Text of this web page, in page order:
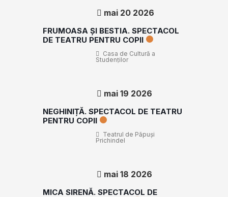
mai 20 2026
FRUMOASA ȘI BESTIA. SPECTACOL
DE TEATRU PENTRU COPII
Casa de Cultură a
Studenților
mai 19 2026
NEGHINIȚĂ. SPECTACOL DE TEATRU
PENTRU COPII
Teatrul de Păpuşi
Prichindel
mai 18 2026
MICA SIRENĂ. SPECTACOL DE